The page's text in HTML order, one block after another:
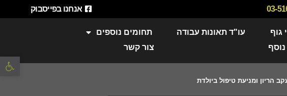
פתח
03- אנחנו בפייסבוק
גוף עו"ד תאונות עבודה
תחומים נוספים
צור קשר
הריון ומניעת טיפול ביולדת